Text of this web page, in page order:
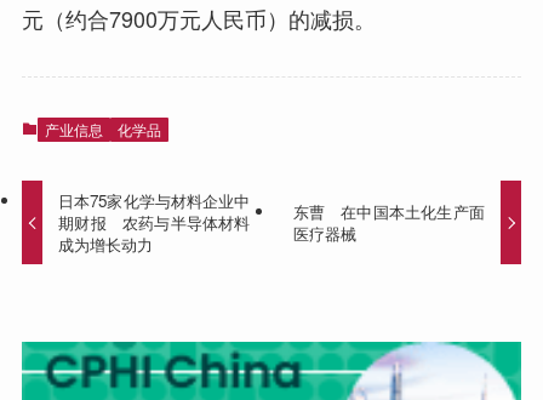
元（约合7900万元人民币）的减损。
产业信息 化学品
日本75家化学与材料企业中
期财报 农药与半导体材料
成为增长动力
东曹 在中国本土化生产面
医疗器械